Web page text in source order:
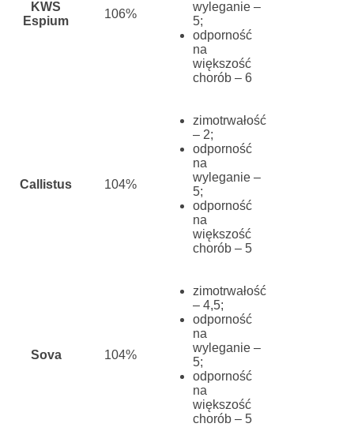
KWS
Espium
106%
wyleganie –
5;
odporność
na
większość
chorób – 6
Callistus 104%
zimotrwałość
– 2;
odporność
na
wyleganie –
5;
odporność
na
większość
chorób – 5
Sova 104%
zimotrwałość
– 4,5;
odporność
na
wyleganie –
5;
odporność
na
większość
chorób – 5